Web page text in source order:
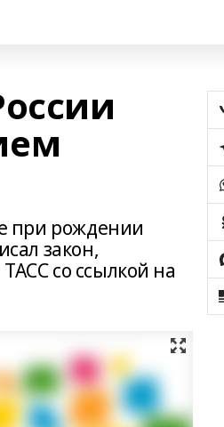
при рождении
закон,
со ссылкой на